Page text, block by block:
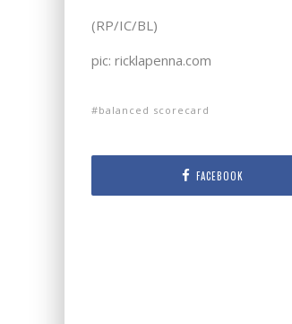
(RP/IC/BL)
pic: ricklapenna.com
balanced scorecard
FACEBOOK